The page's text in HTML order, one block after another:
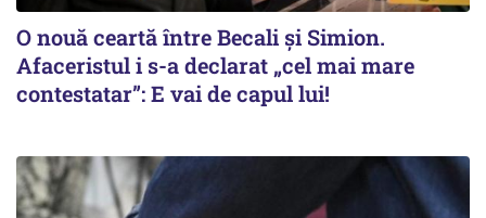
O nouă ceartă între Becali și Simion.
Afaceristul i s-a declarat „cel mai mare
contestatar”: E vai de capul lui!